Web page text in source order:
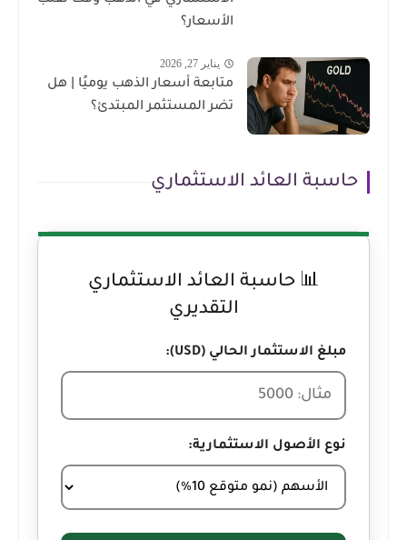
الأسعار؟
يناير 27, 2026
متابعة أسعار الذهب يوميًا | هل
تضر المستثمر المبتدئ؟
حاسبة العائد الاستثماري
📊 حاسبة العائد الاستثماري
التقديري
مبلغ الاستثمار الحالي (USD):
نوع الأصول الاستثمارية: